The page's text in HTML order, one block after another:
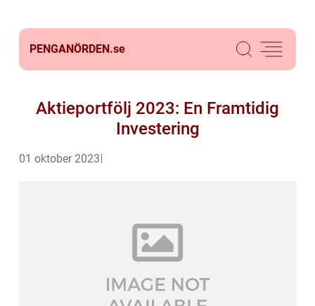
PENGANÖRDEN.se
Aktieportfölj 2023: En Framtidig
Investering
01 oktober 2023